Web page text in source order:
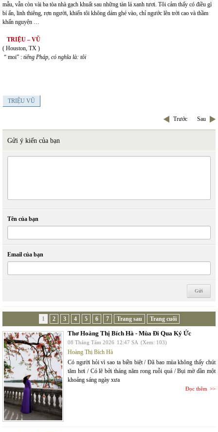
mẫu, vẫn còn vài ba tòa nhà gạch khuất sau những tàn lá xanh tươi. Tôi cảm thấy có điều gì
bí ẩn, linh thiêng, rợn người, khiến tôi không dám ghé vào, chỉ ngước lên trời cao và thầm
khấn nguyện …
TRIỆU – VŨ
( Houston, TX )
“ moi” : tiếng Pháp, có nghĩa là: tôi
TRIỆU VŨ
Trước Sau
Gửi ý kiến của bạn
Tên của bạn
Email của bạn
1 2 3 4 5 6 7 Trang sau Trang cuối
Thơ Hoàng Thị Bích Hà - Mùa Đi Qua Ký Ức
08 Tháng Tám 2026 12:47 SA (Xem: 103)
Hoàng Thị Bích Hà
Có người hỏi vì sao ta biền biệt / Đã bao mùa không thấy chút
tăm hơi / Có lẽ bởi tháng năm rong ruỗi quá / Bụi mờ dần một
khoảng sáng ngày xưa
Đọc thêm